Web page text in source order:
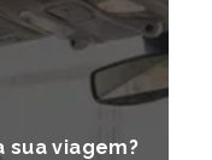
sua viagem?